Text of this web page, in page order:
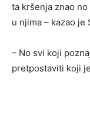
ta kršenja znao
u njima – kazao je
– No svi koji
pretpostaviti koji